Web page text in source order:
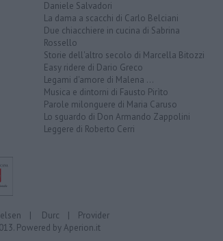
Daniele Salvadori
La dama a scacchi di Carlo Belciani
Due chiacchiere in cucina di Sabrina
Rossello
Storie dell'altro secolo di Marcella Bitozzi
Easy ridere di Dario Greco
Legami d'amore di Malena ...
Musica e dintorni di Fausto Pirìto
Parole milonguere di Maria Caruso
Lo sguardo di Don Armando Zappolini
Leggere di Roberto Cerri
| Durc | Provider
Powered byAperion.it